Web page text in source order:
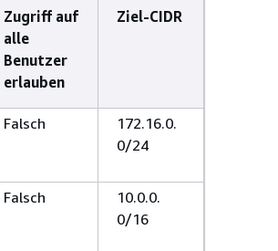
Zugriff auf
alle
Benutzer
erlauben
Ziel-CIDR
Falsch
172.16.0.
0/24
Falsch
10.0.0.
0/16